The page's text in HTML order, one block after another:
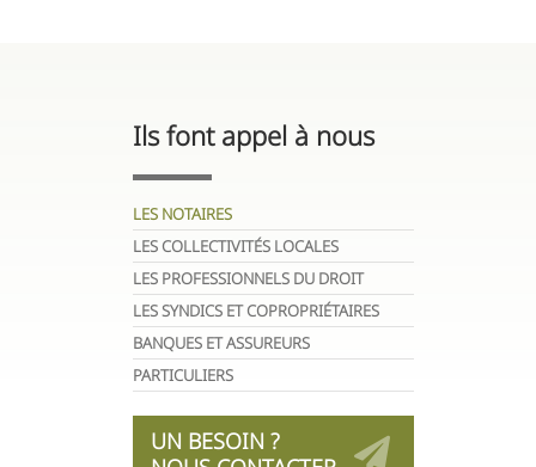
Ils font appel à nous
LES NOTAIRES
LES COLLECTIVITÉS LOCALES
LES PROFESSIONNELS DU DROIT
LES SYNDICS ET COPROPRIÉTAIRES
BANQUES ET ASSUREURS
PARTICULIERS
UN BESOIN ?